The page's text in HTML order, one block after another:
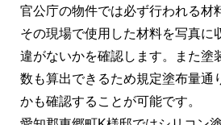
官公庁の物件では必ず行われる材
その現場で使用した材料を写真に
違がないかを確認します。また塗
数も算出できるため規定塗布量通
かも確認することが可能です。